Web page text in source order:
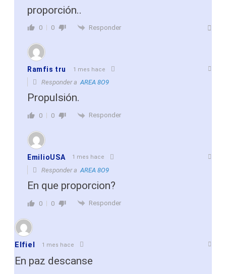
proporción..
0 0 Responder
Ramfis tru 1 mes hace
Responder aAREA 8O9
Propulsión.
0 0 Responder
EmilioUSA 1 mes hace
Responder a AREA 8O9
En que proporcion?
0 0 Responder
Elfiel 1 mes hace
En paz descanse